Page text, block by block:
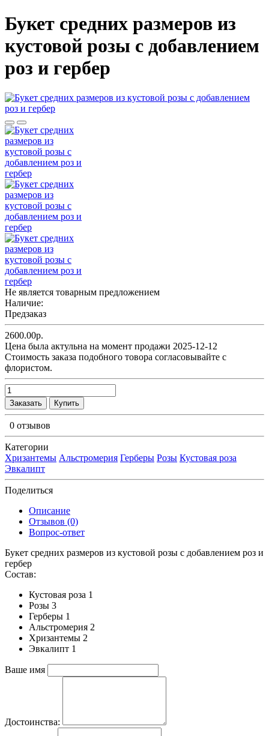
Букет средних размеров из
кустовой розы c добавлением
роз и гербер
Не является товарным предложением
Наличие:
Предзаказ
2600.00р.
Цена была актульна на момент продажи 2025-12-12
Cтоимость заказа подобного товора согласовывайте с
флористом.
Заказать Купить
0 отзывов
Категории
Хризантемы Альстромерия Герберы Розы Кустовая роза
Эвкалипт
Поделиться
Описание
Отзывов (0)
Вопрос-ответ
Букет средних размеров из кустовой розы c добавлением роз и
гербер
Состав:
Кустовая роза 1
Розы 3
Герберы 1
Альстромерия 2
Хризантемы 2
Эвкалипт 1
Ваше имя
Достоинства: